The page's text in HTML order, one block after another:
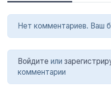
Нет комментариев. Ваш
Войдите или
комментарии